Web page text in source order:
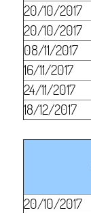
20/10/2017
20/10/2017
08/11/2017
16/11/2017
24/11/2017
18/12/2017
20/10/2017